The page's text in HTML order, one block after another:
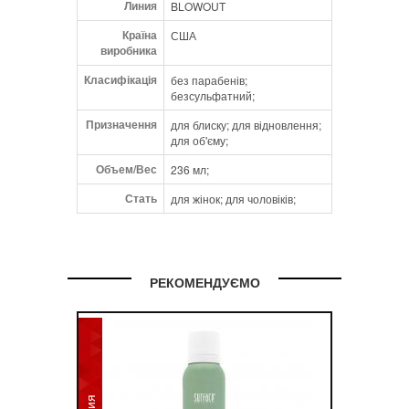
Orbignya Oleifera (Babassu) Seed Oil,
Panthenol, Passiflora Edulis (Maracuja)
Seed Oil, Phenoxyethanol, PPG-5-Ceteth-
20, Sorbic Acid, Tocopheryl Acetate,
Tourmaline, Trideceth-12.
Линия BLOWOUT
Країна
виробника
США
Класифікація
без парабенів;
безсульфатний;
Призначення
для блиску; для відновлення;
для об'єму;
Объем/Вес 236 мл;
Стать для жінок; для чоловіків;
РЕКОМЕНДУЄМО